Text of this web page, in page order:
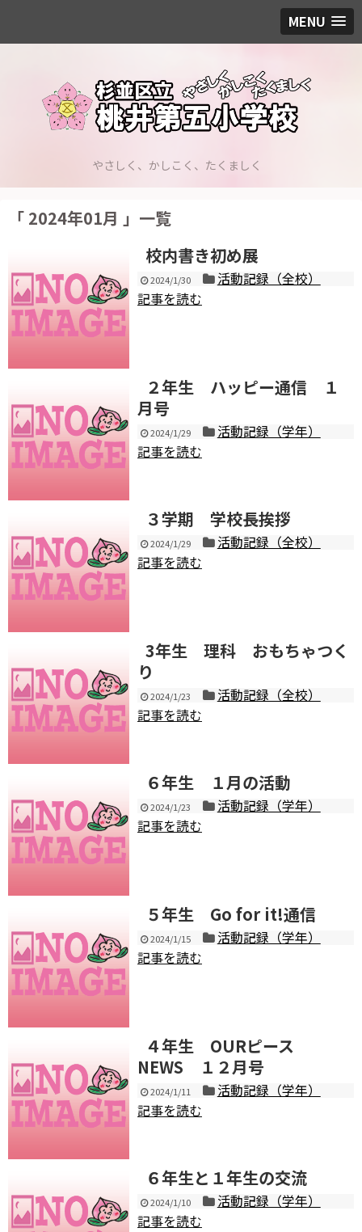
MENU
やさしく、かしこく、たくましく
「 2024年01月 」一覧
校内書き初め展
2024/1/30
活動記録（全校）
記事を読む
２年生 ハッピー通信 １
月号
2024/1/29
活動記録（学年）
記事を読む
３学期 学校長挨拶
2024/1/29
活動記録（全校）
記事を読む
3年生 理科 おもちゃつく
り
2024/1/23
活動記録（全校）
記事を読む
６年生 １月の活動
2024/1/23
活動記録（学年）
記事を読む
５年生 Go for it!通信
2024/1/15
活動記録（学年）
記事を読む
４年生 OURピース
NEWS １２月号
2024/1/11
活動記録（学年）
記事を読む
６年生と１年生の交流
2024/1/10
活動記録（学年）
記事を読む